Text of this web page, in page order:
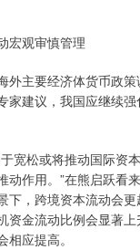
观审慎管理
主要经济体货币政策
家建议，我国应继续
松或将推动国际资
动作用。”在熊启跃看
下，跨境资本流动会
资金流动比例会显著
应提高。